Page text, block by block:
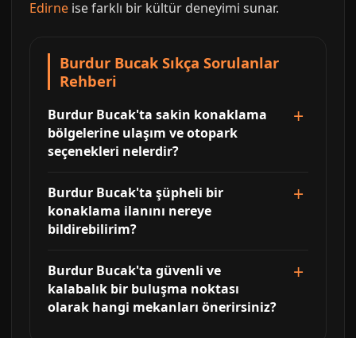
Edirne ise farklı bir kültür deneyimi sunar.
Burdur Bucak Sıkça Sorulanlar
Rehberi
Burdur Bucak'ta sakin konaklama
bölgelerine ulaşım ve otopark
seçenekleri nelerdir?
Burdur Bucak'ta şüpheli bir
konaklama ilanını nereye
bildirebilirim?
Burdur Bucak'ta güvenli ve
kalabalık bir buluşma noktası
olarak hangi mekanları önerirsiniz?